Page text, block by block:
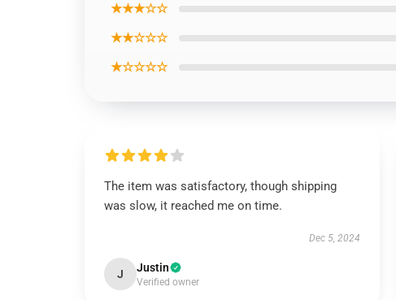
★★★☆☆
★★☆☆☆
★☆☆☆☆
The item was satisfactory, though shipping
was slow, it reached me on time.
Dec 5, 2024
J Justin
Verified owner